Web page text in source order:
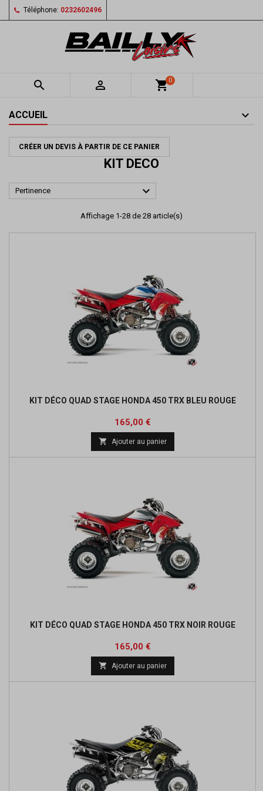
Téléphone: 0232602496
  shopping_cart0
ACCUEIL
CRÉER UN DEVIS À PARTIR DE CE PANIER
KIT DECO
Pertinence 
Affichage 1-28 de 28 article(s)
KIT DÉCO QUAD STAGE HONDA 450 TRX BLEU ROUGE
Prix
165,00 €
 Ajouter au panier
KIT DÉCO QUAD STAGE HONDA 450 TRX NOIR ROUGE
Prix
165,00 €
 Ajouter au panier